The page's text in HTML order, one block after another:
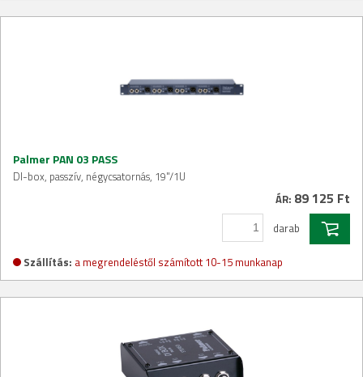
Palmer PAN 03 PASS
DI-box, passzív, négycsatornás, 19"/1U
ÁR: 89 125 Ft
darab
Szállítás: a megrendeléstől számított 10-15 munkanap